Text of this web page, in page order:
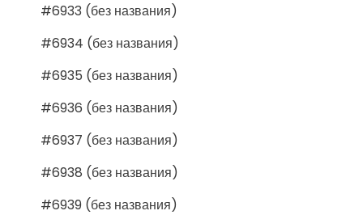
#6933 (без названия)
#6934 (без названия)
#6935 (без названия)
#6936 (без названия)
#6937 (без названия)
#6938 (без названия)
#6939 (без названия)